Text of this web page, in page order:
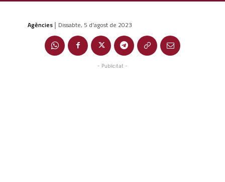
Agències | Dissabte, 5 d'agost de 2023
- Publicitat -